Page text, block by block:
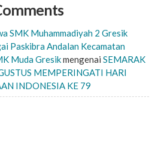
SMK Muhammadiyah 2 Gresik
Paskibra Andalan Kecamatan
Muda Gresikmengenai SEMARAK
MEMPERINGATI HARI
INDONESIA KE 79